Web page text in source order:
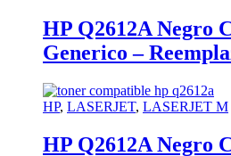
HP Q2612A Negro
Generico –
HP, LASERJET, LASERJET M
HP Q2612A Negro